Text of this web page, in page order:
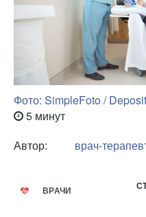
Фото: SimpleFoto /
5 минут
Автор:
врач-
ВРАЧИ